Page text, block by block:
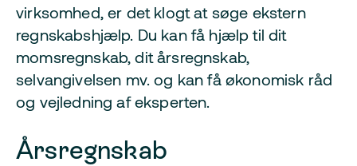
virksomhed, er det klogt at søge ekstern
regnskabshjælp. Du kan få hjælp til dit
momsregnskab, dit årsregnskab,
selvangivelsen mv. og kan få økonomisk råd
og vejledning af eksperten.
Årsregnskab